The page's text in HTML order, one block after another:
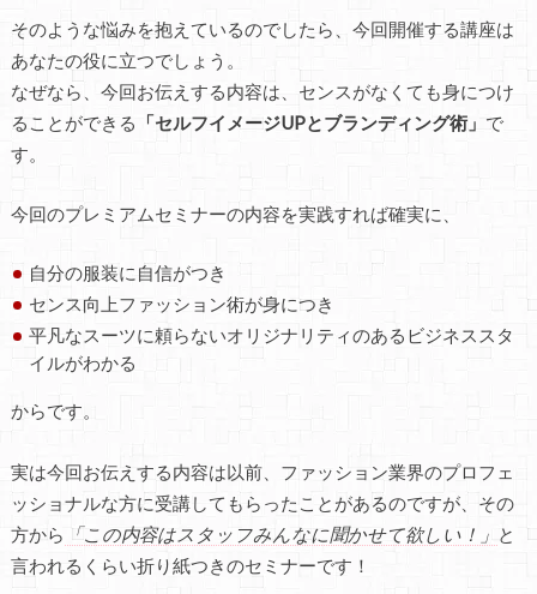
そのような悩みを抱えているのでしたら、今回開催する講座は
あなたの役に立つでしょう。
なぜなら、今回お伝えする内容は、センスがなくても身につけ
ることができる
「セルフイメージUPとブランディング術」 で
す。
今回のプレミアムセミナーの内容を実践すれば確実に、
自分の服装に自信がつき
センス向上ファッション術が身につき
平凡なスーツに頼らないオリジナリティのあるビジネススタ
イルがわかる
からです。
実は今回お伝えする内容は以前、ファッション業界のプロフェ
ッショナルな方に受講してもらったことがあるのですが、その
方から 「この内容はスタッフみんなに聞かせて欲しい！」 と
言われるくらい折り紙つきのセミナーです！